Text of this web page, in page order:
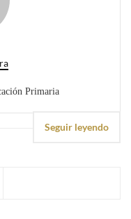
Primaria
Seguir leyendo